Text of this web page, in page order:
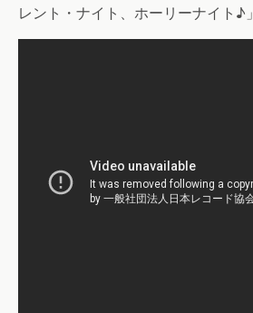
レント・ナイト、ホーリーナイト♪」